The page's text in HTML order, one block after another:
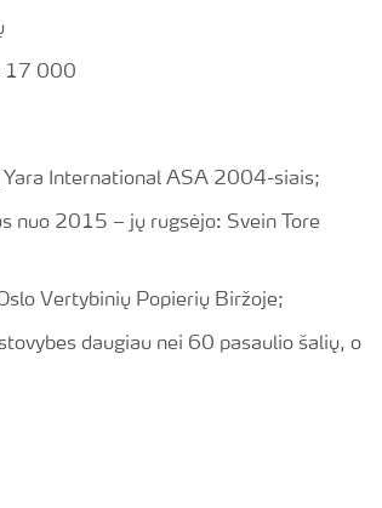
17 000
International ASA 2004-siais;
nuo 2015 – jų rugsėjo: Svein Tore
Vertybinių Popierių Biržoje;
daugiau nei 60 pasaulio šalių, o